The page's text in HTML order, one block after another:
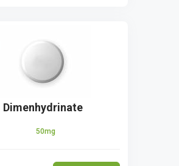
Dimenhydrinate
50mg